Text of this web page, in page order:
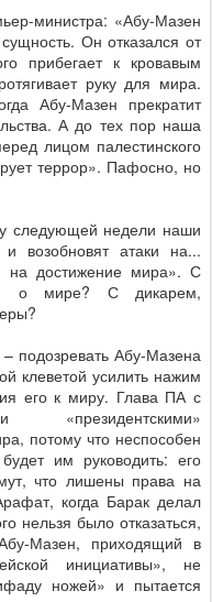
министра: «Абу-Мазен
Он отказался от
прибегает к кровавым
руку для мира.
Абу-Мазен прекратит
А до тех пор наша
лицом палестинского
террор». Пафосно, но
следующей недели наши
возобновят атаки на...
на достижение мира». С
о мире? С дикарем,
подозревать Абу-Мазена
клеветой усилить нажим
его к миру. Глава ПА с
«президентскими»
потому что неспособен
им руководить: его
что лишены права на
когда Барак делал
нельзя было отказаться,
Мазен, приходящий в
инициативы», не
ножей» и пытается